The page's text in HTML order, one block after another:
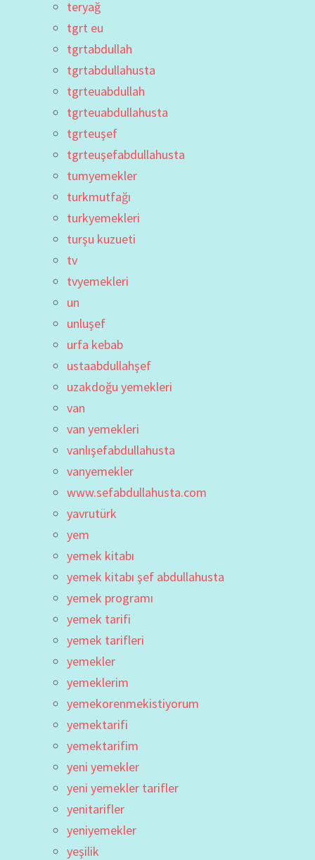
teryağ
tgrt eu
tgrtabdullah
tgrtabdullahusta
tgrteuabdullah
tgrteuabdullahusta
tgrteuşef
tgrteuşefabdullahusta
tumyemekler
turkmutfağı
turkyemekleri
turşu kuzueti
tv
tvyemekleri
un
unluşef
urfa kebab
ustaabdullahşef
uzakdoğu yemekleri
van
van yemekleri
vanlışefabdullahusta
vanyemekler
www.sefabdullahusta.com
yavrutürk
yem
yemek kitabı
yemek kitabı şef abdullahusta
yemek programı
yemek tarifi
yemek tarifleri
yemekler
yemeklerim
yemekorenmekistiyorum
yemektarifi
yemektarifim
yeni yemekler
yeni yemekler tarifler
yenitarifler
yeniyemekler
yeşilik